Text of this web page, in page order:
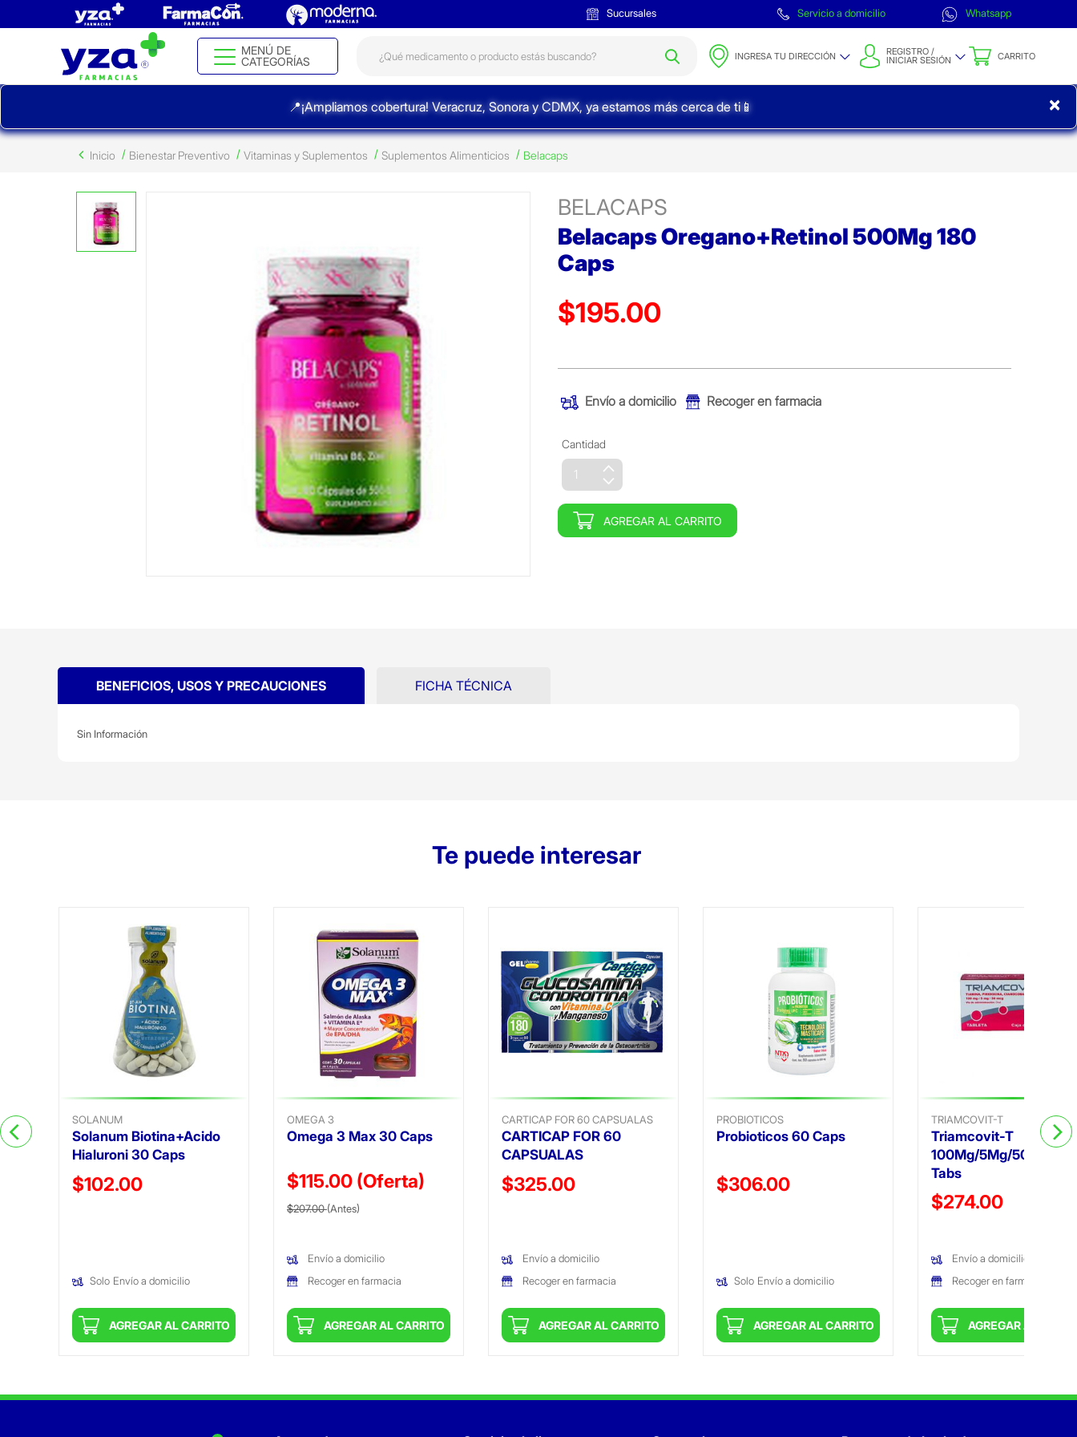
Sucursales Servicio a domicilio Whatsapp
MENÚ DE
CATEGORÍAS
INGRESA TU DIRECCIÓN REGISTRO /
INICIAR SESIÓN CARRITO
📍¡Ampliamos cobertura! Veracruz, Sonora y CDMX, ya estamos más cerca de ti📱 ×
Inicio Bienestar Preventivo Vitaminas y Suplementos Suplementos Alimenticios Belacaps
BELACAPS
Belacaps Oregano+Retinol 500Mg 180
Caps
Precio reducido de
$195.00
Envío a domicilio Recoger en farmacia
Cantidad
AGREGAR AL CARRITO
BENEFICIOS, USOS Y PRECAUCIONES
Sin Información
FICHA TÉCNICA
Te puede interesar
SOLANUM
Solanum Biotina+Acido
Hialuroni 30 Caps
Precio reducido de
$102.00
Solo Envío a domicilio
AGREGAR AL CARRITO
OMEGA 3
Omega 3 Max 30 Caps
$115.00 (Oferta)
Precio reducido de
$207.00(Antes)
Envío a domicilio
Recoger en farmacia
AGREGAR AL CARRITO
CARTICAP FOR 60 CAPSUALAS
CARTICAP FOR 60
CAPSUALAS
Precio reducido de
$325.00
Envío a domicilio
Recoger en farmacia
AGREGAR AL CARRITO
PROBIOTICOS
Probioticos 60 Caps
Precio reducido de
$306.00
Solo Envío a domicilio
AGREGAR AL CARRITO
TRIAMCOVIT-T
Triamcovit-T
100Mg/5Mg/50Mcg 30
Tabs
Precio reducido de
$274.00
Envío a domicilio
Recoger en farmacia
AGREGAR AL